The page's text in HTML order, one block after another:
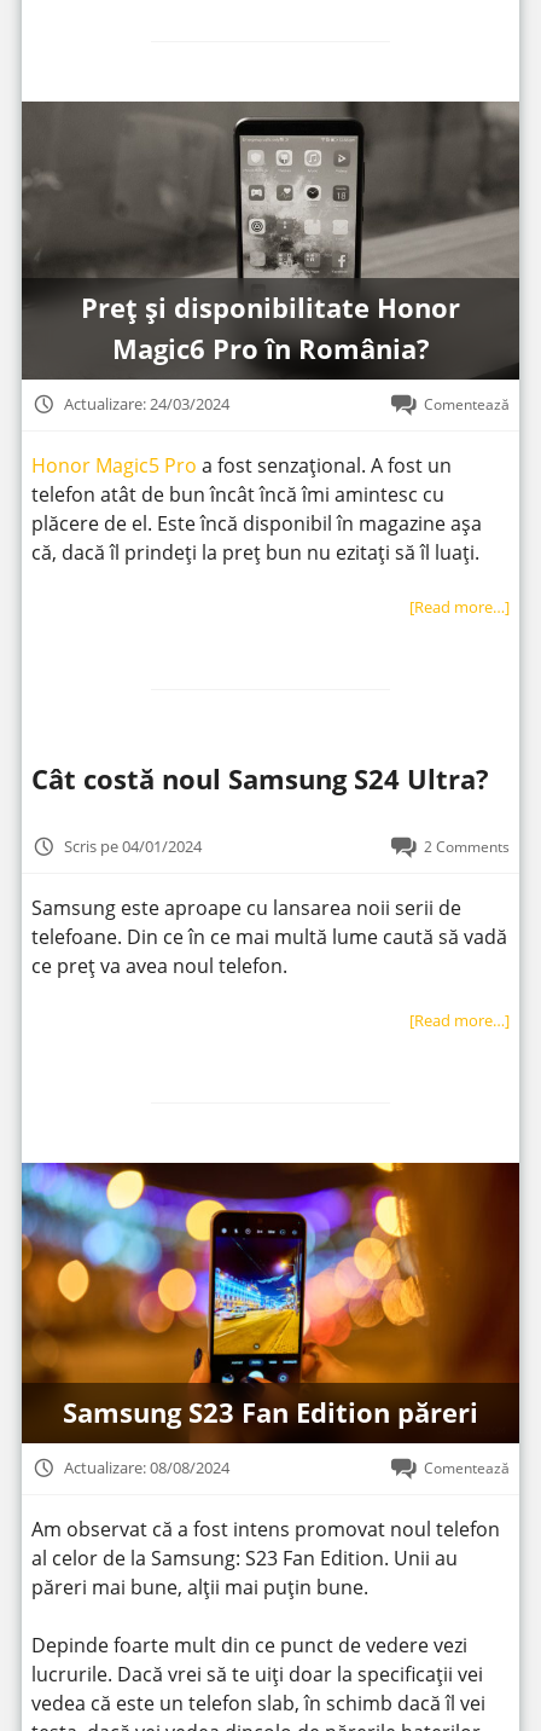
Preț și disponibilitate Honor
Magic6 Pro în România?
Actualizare: 24/03/2024 Comentează
Honor Magic5 Pro a fost senzațional. A fost un
telefon atât de bun încât încă îmi amintesc cu
plăcere de el. Este încă disponibil în magazine așa
că, dacă îl prindeți la preț bun nu ezitați să îl luați.
[Read more…]
Cât costă noul Samsung S24 Ultra?
Scris pe 04/01/2024 2 Comments
Samsung este aproape cu lansarea noii serii de
telefoane. Din ce în ce mai multă lume caută să vadă
ce preț va avea noul telefon.
[Read more…]
Samsung S23 Fan Edition păreri
Actualizare: 08/08/2024 Comentează
Am observat că a fost intens promovat noul telefon
al celor de la Samsung: S23 Fan Edition. Unii au
păreri mai bune, alții mai puțin bune.
Depinde foarte mult din ce punct de vedere vezi
lucrurile. Dacă vrei să te uiți doar la specificații vei
vedea că este un telefon slab, în schimb dacă îl vei